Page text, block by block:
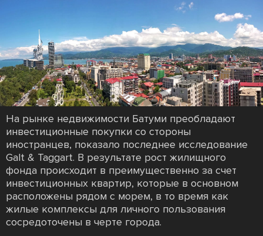
На рынке недвижимости Батуми преобладают
инвестиционные покупки со стороны
иностранцев, показало последнее исследование
Galt & Taggart. В результате рост жилищного
фонда происходит в преимущественно за счет
инвестиционных квартир, которые в основном
расположены рядом с морем, в то время как
жилые комплексы для личного пользования
сосредоточены в черте города.